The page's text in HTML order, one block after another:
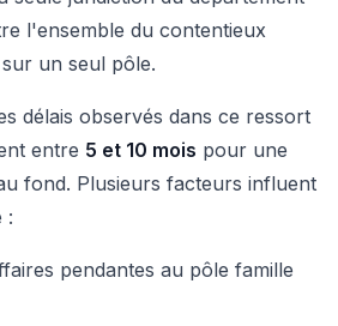
l'ensemble du contentieux
un seul pôle.
délais observés dans ce ressort
entre 5 et 10 mois pour une
fond. Plusieurs facteurs influent
:
pendantes au pôle famille